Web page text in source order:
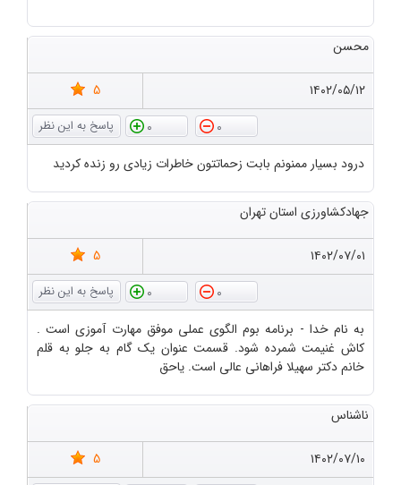
محسن
۱۴۰۲/۰۵/۱۲
5
0
0
درود بسیار ممنونم بابت زحماتتون خاطرات زیادی رو زنده کردید
جهادکشاورزی استان تهران
۱۴۰۲/۰۷/۰۱
5
0
0
به نام خدا - برنامه بوم الگوی عملی موفق مهارت آموزی است .
کاش غنیمت شمرده شود. قسمت عنوان یک گام به جلو به قلم
خانم دکتر سهیلا فراهانی عالی است. یاحق
ناشناس
۱۴۰۲/۰۷/۱۰
5